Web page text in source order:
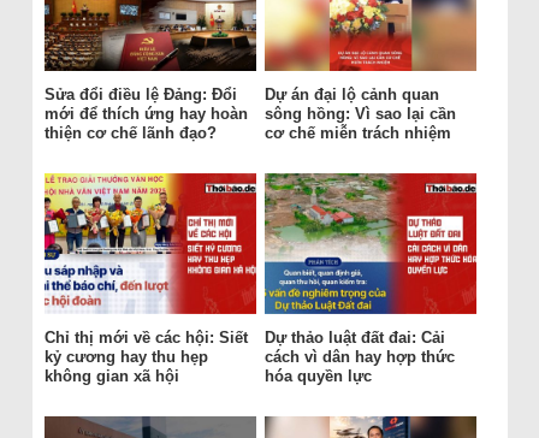
Sửa đổi điều lệ Đảng: Đổi
mới để thích ứng hay hoàn
thiện cơ chế lãnh đạo?
Dự án đại lộ cảnh quan
sông hồng: Vì sao lại cần
cơ chế miễn trách nhiệm
Chỉ thị mới về các hội: Siết
kỷ cương hay thu hẹp
không gian xã hội
Dự thảo luật đất đai: Cải
cách vì dân hay hợp thức
hóa quyền lực